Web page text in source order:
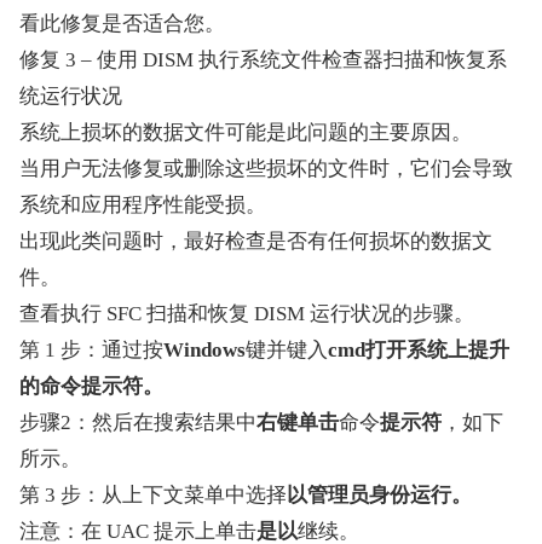
看此修复是否适合您。
修复 3 – 使用 DISM 执行系统文件检查器扫描和恢复系
统运行状况
系统上损坏的数据文件可能是此问题的主要原因。
当用户无法修复或删除这些损坏的文件时，它们会导致
系统和应用程序性能受损。
出现此类问题时，最好检查是否有任何损坏的数据文
件。
查看执行 SFC 扫描和恢复 DISM 运行状况的步骤。
第 1 步：通过按Windows键并键入cmd打开系统上提升
的命令提示符。
步骤2：然后在搜索结果中右键单击命令提示符 ，如下
所示。
第 3 步：从上下文菜单中选择以管理员身份运行。
注意：在 UAC 提示上单击是以继续。